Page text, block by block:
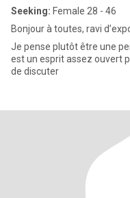
Seeking: Female 28 - 46
Bonjour à toutes, ravi
Je pense plutôt être une
est un esprit assez ouvert
de discuter